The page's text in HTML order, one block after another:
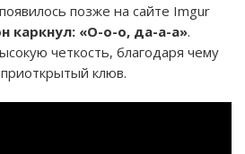
позже на сайте Imgur
каркнул: «О-о-о, да-а-а».
четкость, благодаря чему
клюв.